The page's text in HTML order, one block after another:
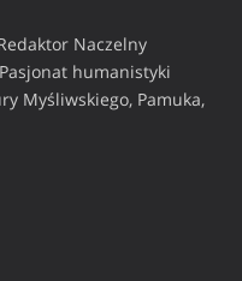
Naczelny
humanistyki
Myśliwskiego, Pamuka,